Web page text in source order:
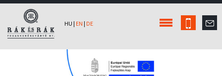
HU | EN | DE